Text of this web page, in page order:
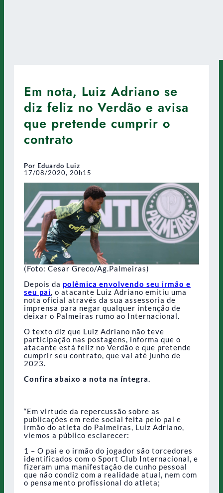
Em nota, Luiz Adriano se
diz feliz no Verdão e avisa
que pretende cumprir o
contrato
Por Eduardo Luiz
17/08/2020, 20h15
(Foto: Cesar Greco/Ag.Palmeiras)
Depois da polêmica envolvendo seu irmão e
seu pai, o atacante Luiz Adriano emitiu uma
nota oficial através da sua assessoria de
imprensa para negar qualquer intenção de
deixar o Palmeiras rumo ao Internacional.
O texto diz que Luiz Adriano não teve
participação nas postagens, informa que o
atacante está feliz no Verdão e que pretende
cumprir seu contrato, que vai até junho de
2023.
Confira abaixo a nota na íntegra.
“Em virtude da repercussão sobre as
publicações em rede social feita pelo pai e
irmão do atleta do Palmeiras, Luiz Adriano,
viemos a público esclarecer:
1 – O pai e o irmão do jogador são torcedores
identificados com o Sport Club Internacional, e
fizeram uma manifestação de cunho pessoal
que não condiz com a realidade atual, nem com
o pensamento profissional do atleta;